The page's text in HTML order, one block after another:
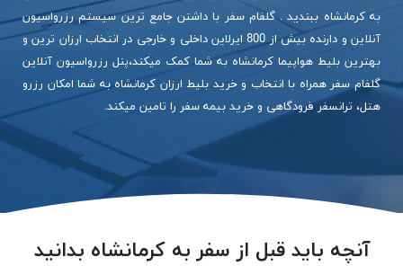
به کرمانشاه ببندید . گلفام سفر با داشتن جامع ترین سیستم رزرواسیون
آنلاین و دارنده بیش از 800 ایرلاین داخلی و خارجی در انتخاب ارزان ترین و
بهترین بلیط هواپیما کرمانشاه به شما کمک میکند،پنل رزرواسیون آنلاین
گلفام سفر همراه با انتخاب و خرید بلیط ارزان کرمانشاه به شما امکان رزرو
هتل، ترانسفر فرودگاهی و خرید بیمه سفر را تامین میکند.
آنچه باید قبل از سفر به کرمانشاه بدانید